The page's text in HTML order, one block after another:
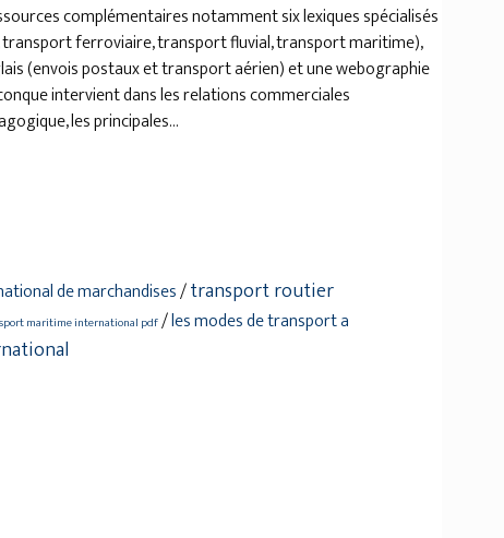
complémentaires notamment six lexiques spécialisés
ferroviaire, transport fluvial, transport maritime),
(envois postaux et transport aérien) et une webographie
intervient dans les relations commerciales
les principales...
de marchandises/transport routier
maritime international pdf/les modes de transport a